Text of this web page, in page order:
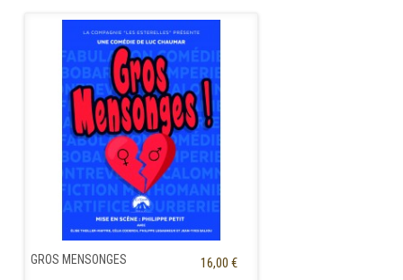
GROS MENSONGES 16,00 €